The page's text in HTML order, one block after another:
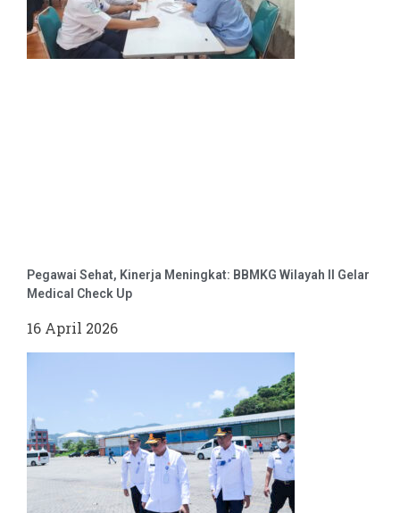
Pegawai Sehat, Kinerja Meningkat: BBMKG Wilayah II Gelar
Medical Check Up
16 April 2026